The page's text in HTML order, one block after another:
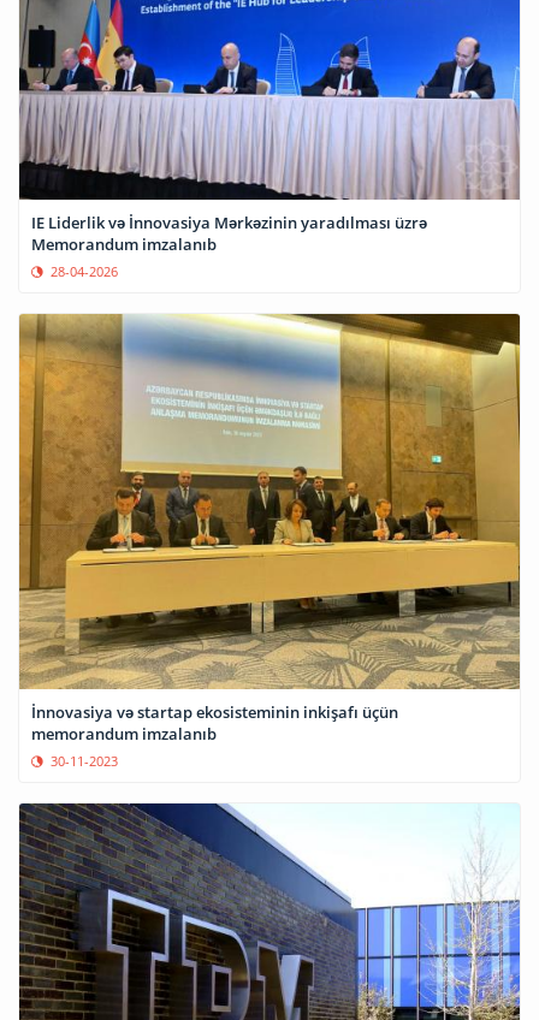
IE Liderlik və İnnovasiya Mərkəzinin yaradılması üzrə
Memorandum imzalanıb
28-04-2026
İnnovasiya və startap ekosisteminin inkişafı üçün
memorandum imzalanıb
30-11-2023